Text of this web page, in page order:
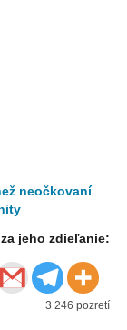
neočkovaní
jeho zdieľanie:
3 246 pozretí